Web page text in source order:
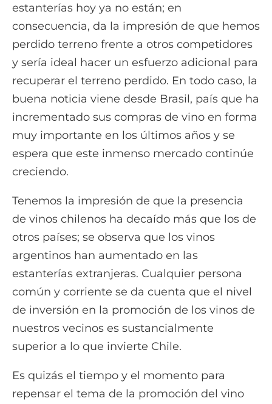
estanterías hoy ya no están; en
consecuencia, da la impresión de que hemos
perdido terreno frente a otros competidores
y sería ideal hacer un esfuerzo adicional para
recuperar el terreno perdido. En todo caso, la
buena noticia viene desde Brasil, país que ha
incrementado sus compras de vino en forma
muy importante en los últimos años y se
espera que este inmenso mercado continúe
creciendo.
Tenemos la impresión de que la presencia
de vinos chilenos ha decaído más que los de
otros países; se observa que los vinos
argentinos han aumentado en las
estanterías extranjeras. Cualquier persona
común y corriente se da cuenta que el nivel
de inversión en la promoción de los vinos de
nuestros vecinos es sustancialmente
superior a lo que invierte Chile.
Es quizás el tiempo y el momento para
repensar el tema de la promoción del vino